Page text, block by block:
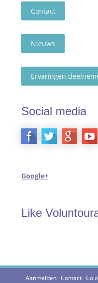
Contact
Nieuws
Ervaringen
Social media
Google+
Like
Aanmelden Contact